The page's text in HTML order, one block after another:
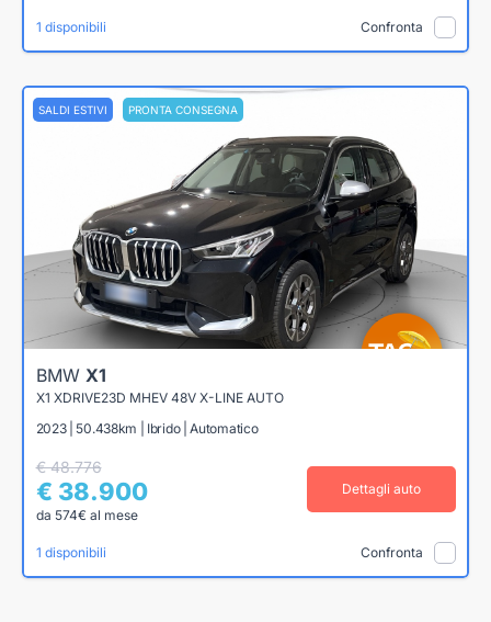
1 disponibili Confronta
SALDI ESTIVI PRONTA CONSEGNA
BMW X1
X1 XDRIVE23D MHEV 48V X-LINE AUTO
2023 | 50.438km | Ibrido | Automatico
€ 48.776
€ 38.900
da 574€ al mese
Dettagli auto
1 disponibili Confronta